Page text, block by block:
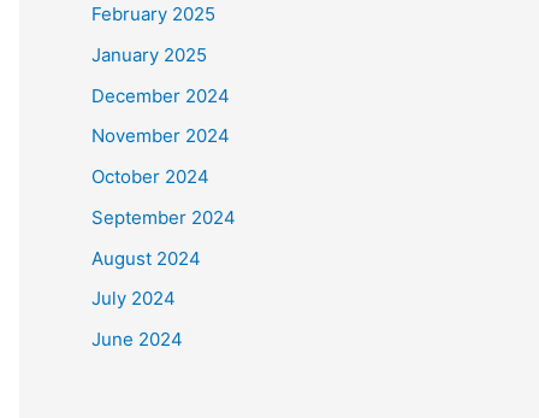
February 2025
January 2025
December 2024
November 2024
October 2024
September 2024
August 2024
July 2024
June 2024